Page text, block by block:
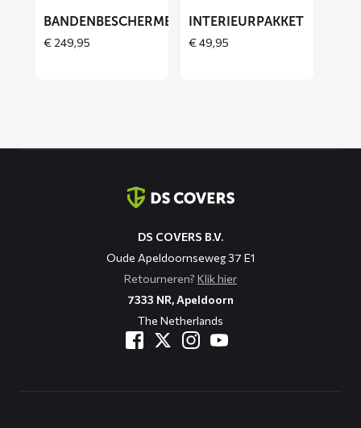
BANDENBESCHERMERS
€ 249,95
INTERIEURPAKKET
€49,95
DS COVERS B.V.
Oude Apeldoornseweg 37 E1
Retourneren? Klik hier
7333 NR, Apeldoorn
The Netherlands